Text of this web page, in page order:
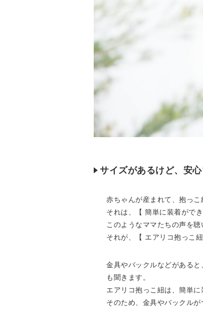
サイズがあるけど、安
赤ちゃんが産まれて、抱っこ
それは、【 簡単に装着がで
このようなママたちの声を
それが、【 エアリコ抱っこ紐
金具やバックルなどがある
も聞きます。
エアリコ抱っこ紐は、簡単
そのため、金具やバックル